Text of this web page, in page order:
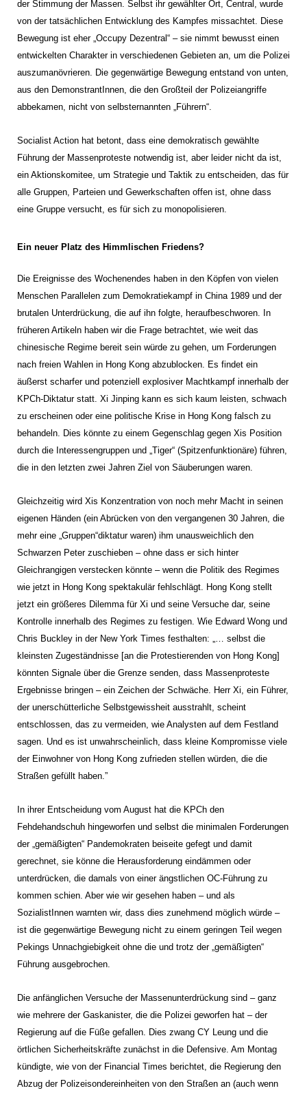
der Stimmung der Massen. Selbst ihr gewählter Ort, Central, wurde
von der tatsächlichen Entwicklung des Kampfes missachtet. Diese
Bewegung ist eher „Occupy Dezentral“ – sie nimmt bewusst einen
entwickelten Charakter in verschiedenen Gebieten an, um die Polizei
auszumanövrieren. Die gegenwärtige Bewegung entstand von unten,
aus den DemonstrantInnen, die den Großteil der Polizeiangriffe
abbekamen, nicht von selbsternannten „Führern“.
Socialist Action hat betont, dass eine demokratisch gewählte
Führung der Massenproteste notwendig ist, aber leider nicht da ist,
ein Aktionskomitee, um Strategie und Taktik zu entscheiden, das für
alle Gruppen, Parteien und Gewerkschaften offen ist, ohne dass
eine Gruppe versucht, es für sich zu monopolisieren.
Ein neuer Platz des Himmlischen Friedens?
Die Ereignisse des Wochenendes haben in den Köpfen von vielen
Menschen Parallelen zum Demokratiekampf in China 1989 und der
brutalen Unterdrückung, die auf ihn folgte, heraufbeschworen. In
früheren Artikeln haben wir die Frage betrachtet, wie weit das
chinesische Regime bereit sein würde zu gehen, um Forderungen
nach freien Wahlen in Hong Kong abzublocken. Es findet ein
äußerst scharfer und potenziell explosiver Machtkampf innerhalb der
KPCh-Diktatur statt. Xi Jinping kann es sich kaum leisten, schwach
zu erscheinen oder eine politische Krise in Hong Kong falsch zu
behandeln. Dies könnte zu einem Gegenschlag gegen Xis Position
durch die Interessengruppen und „Tiger“ (Spitzenfunktionäre) führen,
die in den letzten zwei Jahren Ziel von Säuberungen waren.
Gleichzeitig wird Xis Konzentration von noch mehr Macht in seinen
eigenen Händen (ein Abrücken von den vergangenen 30 Jahren, die
mehr eine „Gruppen“diktatur waren) ihm unausweichlich den
Schwarzen Peter zuschieben – ohne dass er sich hinter
Gleichrangigen verstecken könnte – wenn die Politik des Regimes
wie jetzt in Hong Kong spektakulär fehlschlägt. Hong Kong stellt
jetzt ein größeres Dilemma für Xi und seine Versuche dar, seine
Kontrolle innerhalb des Regimes zu festigen. Wie Edward Wong und
Chris Buckley in der New York Times festhalten: „… selbst die
kleinsten Zugeständnisse [an die Protestierenden von Hong Kong]
könnten Signale über die Grenze senden, dass Massenproteste
Ergebnisse bringen – ein Zeichen der Schwäche. Herr Xi, ein Führer,
der unerschütterliche Selbstgewissheit ausstrahlt, scheint
entschlossen, das zu vermeiden, wie Analysten auf dem Festland
sagen. Und es ist unwahrscheinlich, dass kleine Kompromisse viele
der Einwohner von Hong Kong zufrieden stellen würden, die die
Straßen gefüllt haben.”
In ihrer Entscheidung vom August hat die KPCh den
Fehdehandschuh hingeworfen und selbst die minimalen Forderungen
der „gemäßigten“ Pandemokraten beiseite gefegt und damit
gerechnet, sie könne die Herausforderung eindämmen oder
unterdrücken, die damals von einer ängstlichen OC-Führung zu
kommen schien. Aber wie wir gesehen haben – und als
SozialistInnen warnten wir, dass dies zunehmend möglich würde –
ist die gegenwärtige Bewegung nicht zu einem geringen Teil wegen
Pekings Unnachgiebigkeit ohne die und trotz der „gemäßigten“
Führung ausgebrochen.
Die anfänglichen Versuche der Massenunterdrückung sind – ganz
wie mehrere der Gaskanister, die die Polizei geworfen hat – der
Regierung auf die Füße gefallen. Dies zwang CY Leung und die
örtlichen Sicherheitskräfte zunächst in die Defensive. Am Montag
kündigte, wie von der Financial Times berichtet, die Regierung den
Abzug der Polizeisondereinheiten von den Straßen an (auch wenn